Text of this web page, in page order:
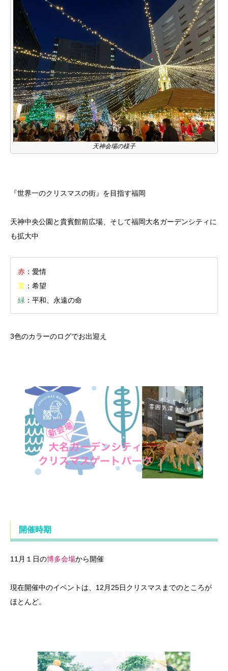
天神会場の様子
『世界一のクリスマスの街』を目指す福岡
天神中央公園と貴賓館前広場、そして福岡大名ガーデンシティに
も拡大中
赤 ：愛情
黄 ：希望
緑 ：平和、永遠の命
3色のカラーのログでお出迎え
開催時期
11月１日の博多会場から開催
現在開催中のイベントは、12月25日クリスマスまでのところが
ほとんど。